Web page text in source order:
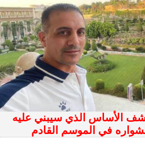
الأساس الذي سيبني عليه
في الموسم القادم